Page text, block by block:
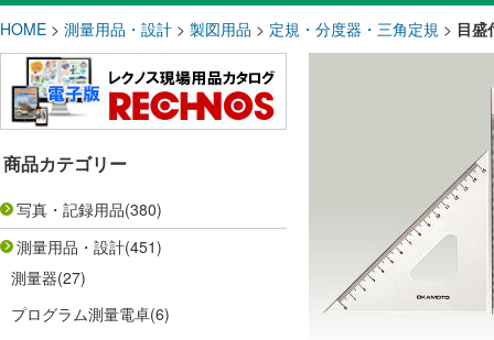
HOME > 測量用品・設計 > 製図用品 > 定規・分度器・三角定規 > 目
商品カテゴリー
写真・記録用品(380)
測量用品・設計(451)
測量器(27)
プログラム測量電卓(6)